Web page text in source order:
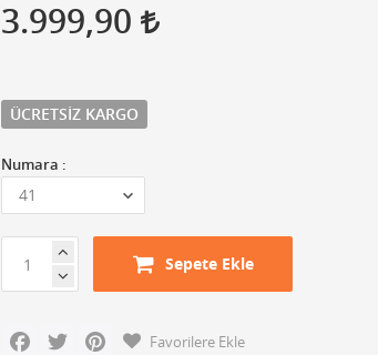
3.999,90
ÜCRETSIZ KARGO
Numara :
Sepete Ekle
Facebook
Twitter PinterestFavorilere Ekle